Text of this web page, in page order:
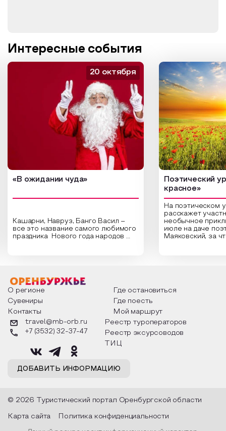
Интересные события
«В ожидании чуда»
Кашарни, Навруз, Банго Васил –
все это название самого любимого
праздника Нового года народов
о том, как встречают новый год в
разных уголках страны, какие
обряды совершают на удачу и
благополучие, в чем схожи и
различаются традиции. Кто такой
Дед Мороз и откуда он пришел, как
его называют в разных уголках
страны и как появились елочные
20 октября
Поэтический
красное»
На поэтическом
расскажет
необычное
июле на даче
Маяковский, за
Твардовского и
каждой строчке
восхищение
яркому времени
О регионе
Где остановиться
Сувениры
Где поесть
Контакты
Мой маршрут
ДОБАВИТЬ ИНФОРМАЦИЮ
travel@mb-orb.ru
+7 (3532) 32-37-47
Реестр туроператоров
Реестр эксурсоводов
ТИЦ
© 2026 Туристический портал Оренбургской области
Карта сайта Политика конфиденциальности